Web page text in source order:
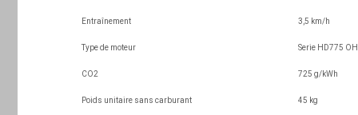
Entraînement 3,5 km/h
Type de moteur Serie HD775
CO2 725 g/kWh
Poids unitaire sans carburant 45 kg